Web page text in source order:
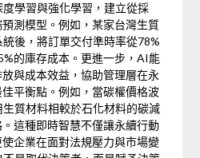
學習與強化學習，建立從採
測模型。例如，某家台灣生質
後，將訂單交付準時率從78%
的庫存成本。更進一步，AI能
與成本效益，協助管理層在永
平衡點。例如，當碳權價格波
質材料相較於石化材料的碳減
這種即時智慧不僅讓永續行動
企業在面對法規壓力與市場變